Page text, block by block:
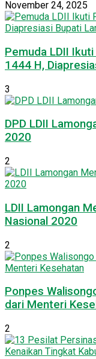
November 24, 2025
Pemuda LDII
1444 H,
3
DPD LDII
2020
2
LDII Lamongan
Nasional 2020
2
Ponpes
dari Menteri
2